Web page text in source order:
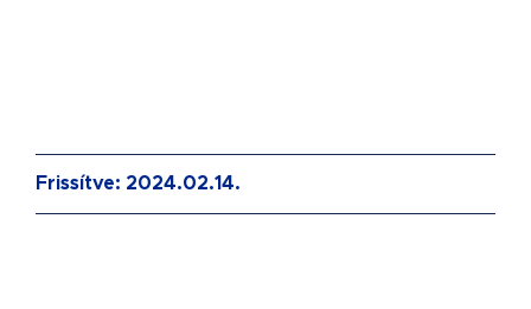
Frissítve: 2024.02.14.